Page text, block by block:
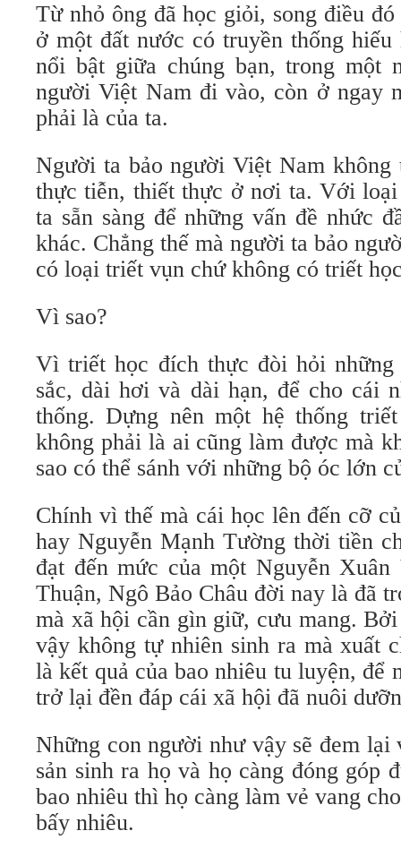
Từ nhỏ ông đã học giỏi, song điều
ở một đất nước có truyền thống
nổi bật giữa chúng bạn, trong một
người Việt Nam đi vào, còn ở ngay
phải là của ta.
Người ta bảo người Việt Nam
thực tiễn, thiết thực ở nơi ta. Với
ta sẵn sàng để những vấn đề nhức
khác. Chẳng thế mà người ta bảo
có loại triết vụn chứ không có triết
Vì sao?
Vì triết học đích thực đòi hỏi những
sắc, dài hơi và dài hạn, để cho cái
thống. Dựng nên một hệ thống
không phải là ai cũng làm được mà
sao có thể sánh với những bộ óc lớn
Chính vì thế mà cái học lên đến cỡ
hay Nguyễn Mạnh Tường thời tiền
đạt đến mức của một Nguyễn
Thuận, Ngô Bảo Châu đời nay là đã
mà xã hội cần gìn giữ, cưu mang.
vậy không tự nhiên sinh ra mà xuất
là kết quả của bao nhiêu tu luyện, để
trở lại đền đáp cái xã hội đã nuôi
Những con người như vậy sẽ đem lại
sản sinh ra họ và họ càng đóng góp
bao nhiêu thì họ càng làm vẻ vang
bấy nhiêu.